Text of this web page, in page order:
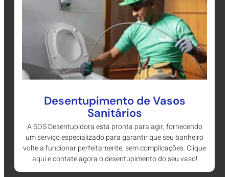
Desentupimento de Vasos
Sanitários
A SOS Desentupidora está pronta para agir, fornecendo
um serviço especializado para garantir que seu banheiro
volte a funcionar perfeitamente, sem complicações. Clique
aqui e contate agora o desentupimento do seu vaso!